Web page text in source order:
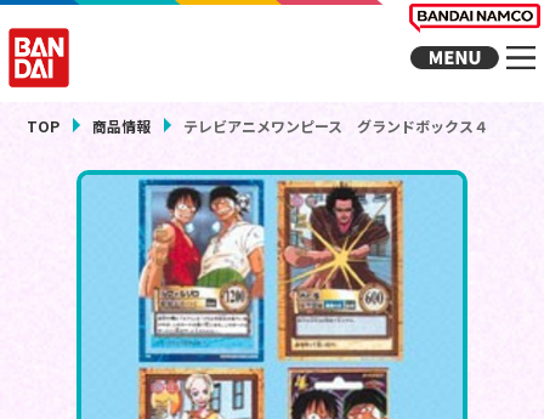
TOP 商品情報 テレビアニメワンピース グランドボックス４